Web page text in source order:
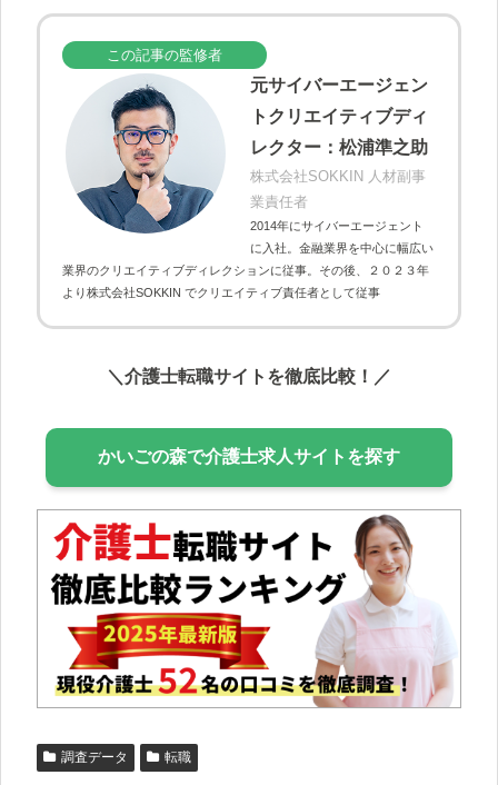
この記事の監修者
元サイバーエージェン
トクリエイティブディ
レクター：松浦準之助
株式会社SOKKIN 人材副事
業責任者
2014年にサイバーエージェント
に入社。金融業界を中心に幅広い
業界のクリエイティブディレクションに従事。その後、２０２３年
より株式会社SOKKIN でクリエイティブ責任者として従事
＼介護士転職サイトを徹底比較！／
かいごの森で介護士求人サイトを探す
調査データ 転職